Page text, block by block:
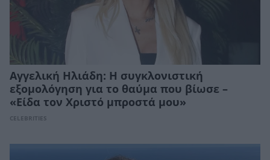
Αγγελική Ηλιάδη: Η συγκλονιστική
εξομολόγηση για το θαύμα που βίωσε –
«Είδα τον Χριστό μπροστά μου»
CELEBRITIES